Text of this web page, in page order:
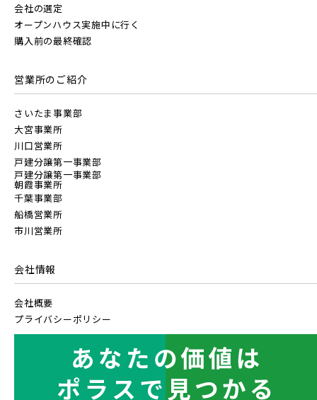
JR高崎線
JR武蔵野線
JR常磐線 [各駅停車]
JR常磐線 [快速]
JR中央・総武線 [各駅停車]
JR総武線 [快速]
見学OK
【予告広告】リーズン青砥 アイ・ラウンジ
始。◆京成本線・京成押上線「青砥」駅徒歩8分の駅近プロ
地図内の物件アイコンを
クリックすると
このカコミに
物件概要が表示されます
地図にあるご希望の物件アイコンをクリックすると
見学OK
見学不可
すぐに入居可能
すべて
キッチン
こだわり条件
指定なし
販売開始前の物件
千葉県船橋市 千葉県船橋市
会社の選定
オープンハウス実施中に行く
購入前の最終確認
営業所のご紹介
さいたま事業部
大宮事業所
川口営業所
戸建分譲第一事業部
戸建分譲第一事業部
朝霞事業所
千葉事業部
船橋営業所
市川営業所
会社情報
会社概要
プライバシーポリシー